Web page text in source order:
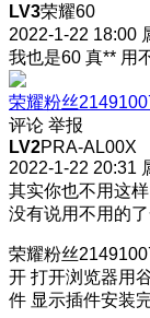
LV3荣耀60
2022-1-22 18:00
我也是60 真** 用
荣耀粉丝
评论 举报
LV2PRA-AL00X
2022-1-22 20:31
其实你也不用这
没有说用不用的
荣耀粉丝
开 打开浏览器用
件 显示插件安装